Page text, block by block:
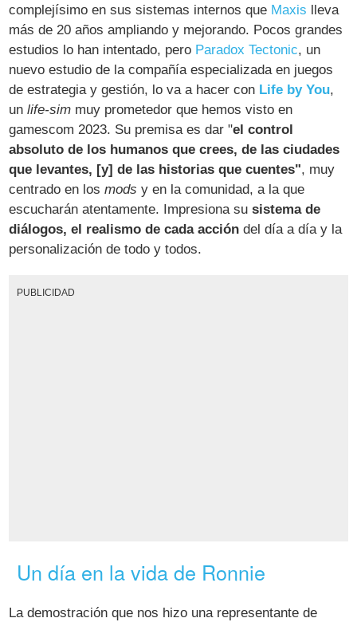
complejísimo en sus sistemas internos que Maxis lleva
más de 20 años ampliando y mejorando. Pocos grandes
estudios lo han intentado, pero Paradox Tectonic, un
nuevo estudio de la compañía especializada en juegos
de estrategia y gestión, lo va a hacer con Life by You,
unlife-sim muy prometedor que hemos visto en
gamescom 2023. Su premisa es dar "el control
absoluto de los humanos que crees, de las ciudades
que levantes, [y] de las historias que cuentes", muy
centrado en losmods y en la comunidad, a la que
escucharán atentamente. Impresiona susistema de
diálogos, el realismo de cada acción del día a día y la
personalización de todo y todos.
PUBLICIDAD
Un día en la vida de Ronnie
La demostración que nos hizo una representante de